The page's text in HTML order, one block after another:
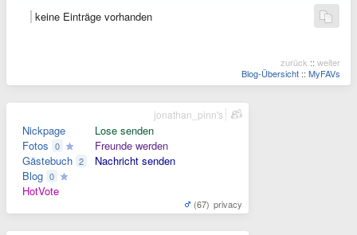
keine Einträge vorhanden
zurück :: weiter
Blog-Übersicht :: MyFAVs
Nickpage
Fotos 0
Gästebuch 2
Blog 0
HotVote
Lose senden
Freunde werden
Nachricht senden
(67) privacy
jonathan_pinn's